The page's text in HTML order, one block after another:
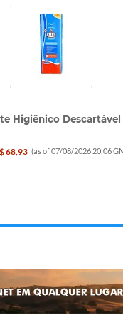
Higiênico Descartável
68,93 (as of 07/08/2026 20:06